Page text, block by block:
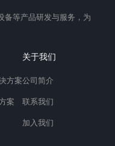
备等产品研发与服务，为
方案
案
关于我们
公司简介
联系我们
加入我们